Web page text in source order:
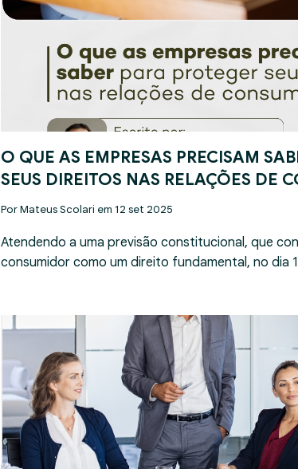
O QUE AS EMPRESAS PRECISAM
SEUS DIREITOS NAS RELAÇÕES DE
Por Mateus Scolari em 12 set 2025
Atendendo a uma previsão constitucional, que
consumidor como um direito fundamental, no dia